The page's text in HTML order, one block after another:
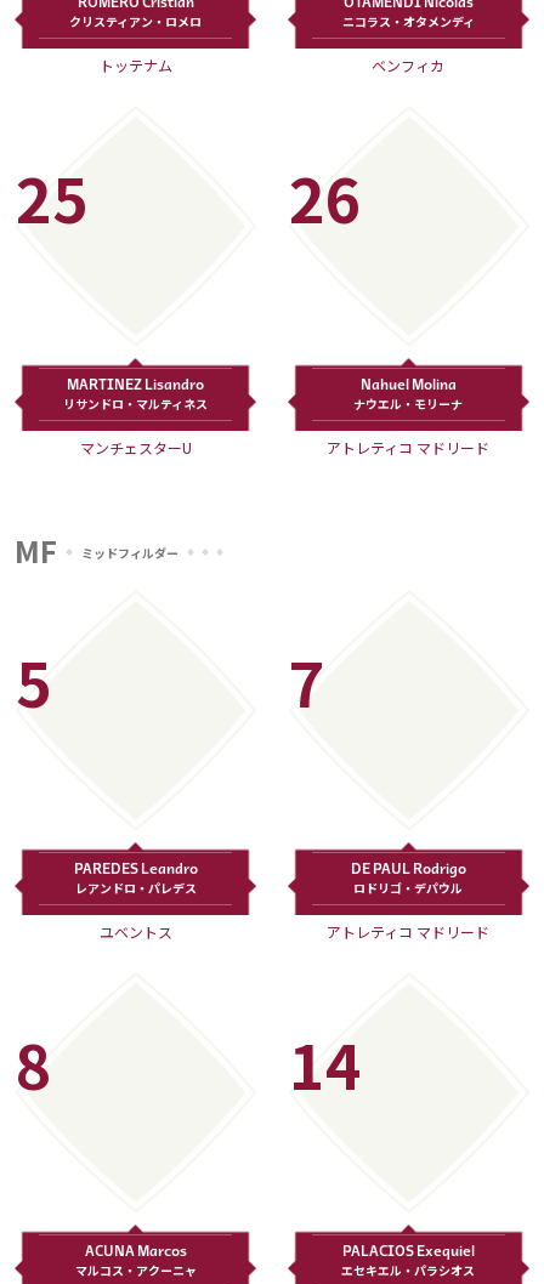
クリスティアン・ロメロ
トッテナム
ニコラス・オタメンディ
ベンフィカ
25
MARTINEZ Lisandro
リサンドロ・マルティネス
マンチェスターU
26
Nahuel Molina
ナウエル・モリーナ
アトレティコ マドリード
MF ミッドフィルダー
5
PAREDES Leandro
レアンドロ・パレデス
ユベントス
7
DE PAUL Rodrigo
ロドリゴ・デパウル
アトレティコ マドリード
8
ACUNA Marcos
マルコス・アクーニャ
14
PALACIOS Exequiel
エセキエル・パラシオス